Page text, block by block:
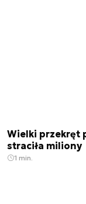
Wielki przekręt
straciła miliony
1 min.